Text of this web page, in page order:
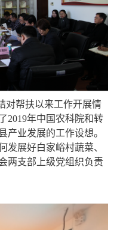
对帮扶以来工作开展情
2019年中国农科院和转
产业发展的工作设想。
发展好白家峪村蔬菜、
两支部上级党组织负责